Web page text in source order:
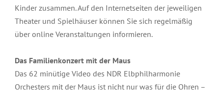
Kinder zusammen. Auf den Internetseiten der jeweiligen
Theater und Spielhäuser können Sie sich regelmäßig
über online Veranstaltungen informieren.
Das Familienkonzert mit der Maus
Das 62 minütige Video des NDR Elbphilharmonie
Orchesters mit der Maus ist nicht nur was für die Ohren –